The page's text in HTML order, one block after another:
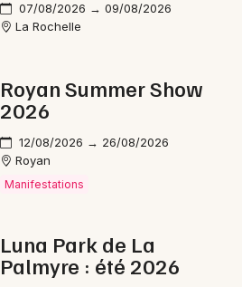
07/08/2026 → 09/08/2026
La Rochelle
Royan Summer Show
2026
12/08/2026 → 26/08/2026
Royan
Manifestations
Luna Park de La
Palmyre : été 2026